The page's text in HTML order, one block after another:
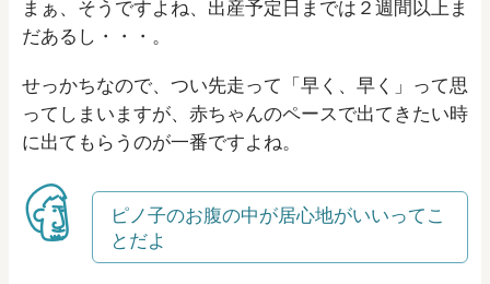
まぁ、そうですよね、出産予定日までは２週間以上ま
だあるし・・・。
せっかちなので、つい先走って「早く、早く」って思
ってしまいますが、赤ちゃんのペースで出てきたい時
に出てもらうのが一番ですよね。
ピノ子のお腹の中が居心地がいいってこ
とだよ